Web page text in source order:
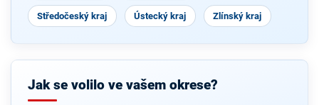
Středočeský kraj Ústecký kraj Zlínský kraj
Jak se volilo ve vašem okrese?